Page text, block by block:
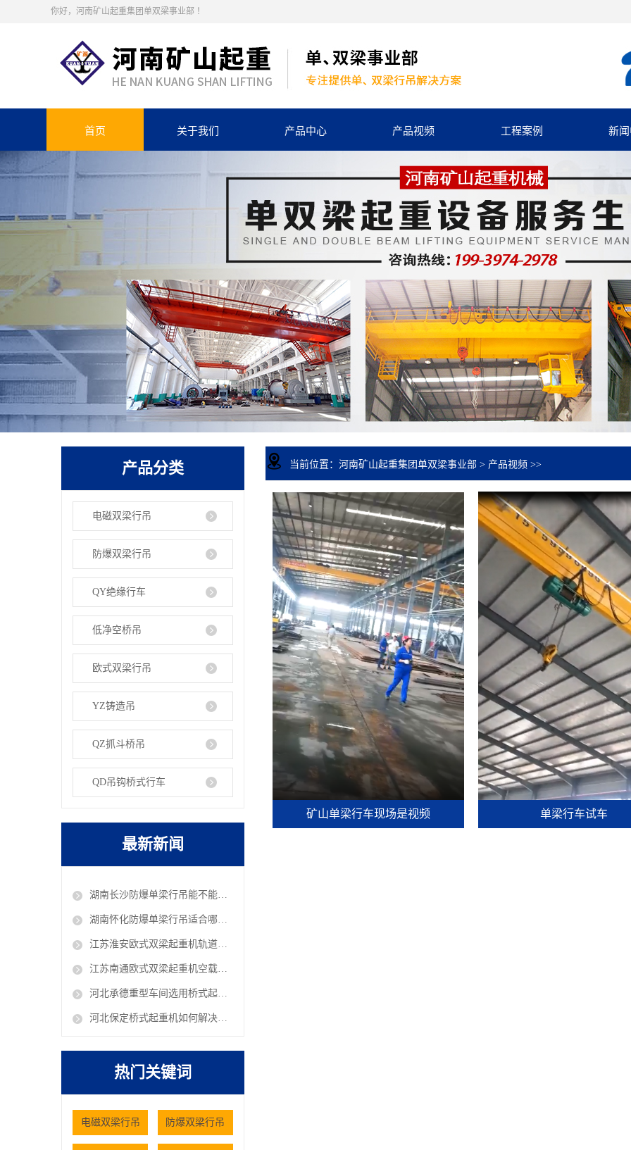
你好，河南矿山起重集团单双梁事业部 ！
首页 关于我们 产品中心 产品视频 工程案例 新
产品分类
电磁双梁行吊
防爆双梁行吊
QY绝缘行车
低净空桥吊
欧式双梁行吊
YZ铸造吊
QZ抓斗桥吊
QD吊钩桥式行车
最新新闻
湖南长沙防爆单梁行吊能不能在油库车间作业
湖南怀化防爆单梁行吊适合哪些危险工况使用
江苏淮安欧式双梁起重机轨道铺设有哪些规范 欧式行吊厂家
江苏南通欧式双梁起重机空载抖动是什么原因 欧式行吊厂家
河北承德重型车间选用桥式起重机有哪些核心考量因素
河北保定桥式起重机如何解决仓储大件货物的搬运难题
热门关键词
电磁双梁行吊 防爆双梁行吊
当前位置： 河南矿山起重集团单双梁事业部 > 产品视频 >>
矿山单梁行车现场是视频 单梁行车试车